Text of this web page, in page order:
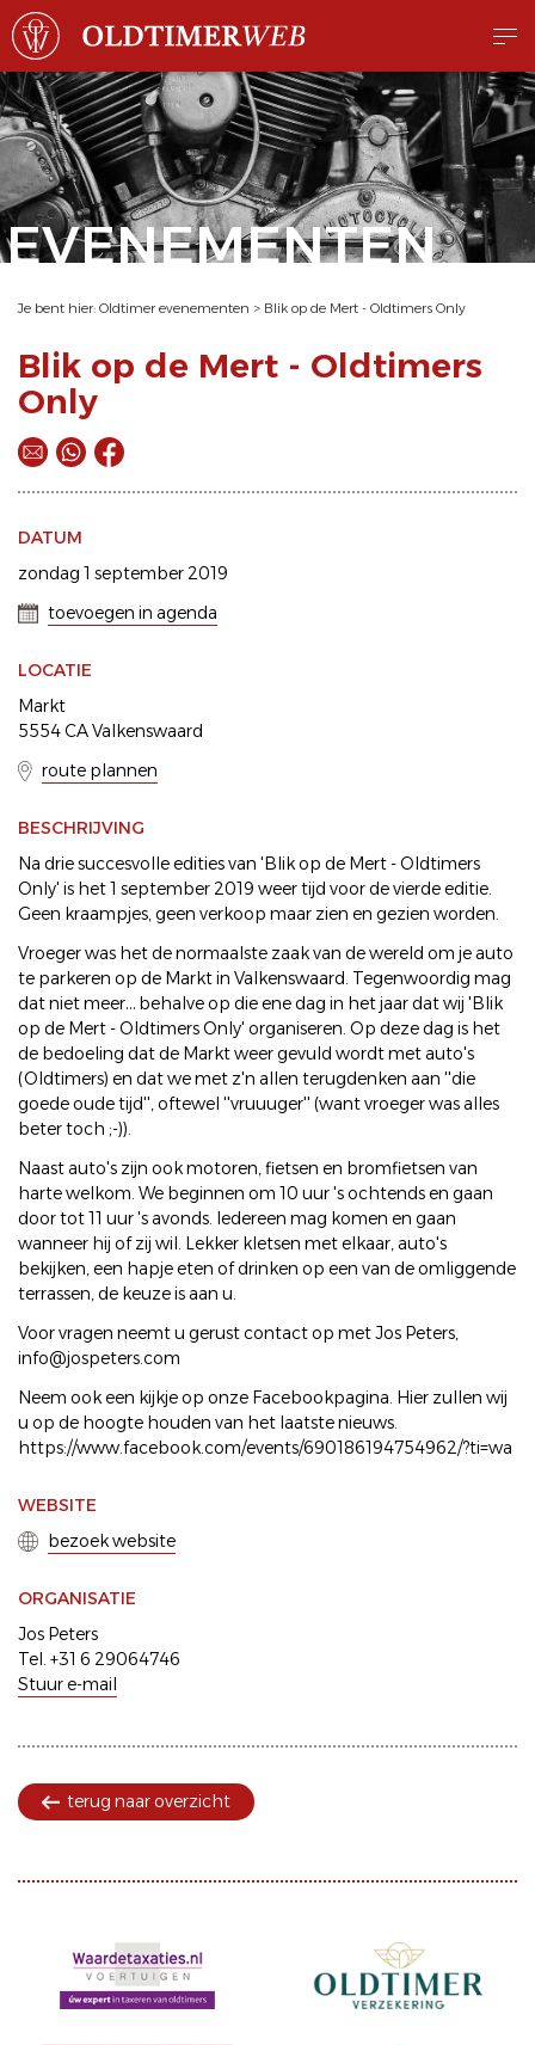
EVENEMENTEN
Je bent hier: Oldtimer evenementen > Blik op de Mert - Oldtimers Only
Blik op de Mert - Oldtimers
Only
DATUM
zondag 1 september 2019
toevoegen in agenda
LOCATIE
Markt
5554 CA Valkenswaard
route plannen
BESCHRIJVING
Na drie succesvolle edities van 'Blik op de Mert - Oldtimers
Only' is het 1 september 2019 weer tijd voor de vierde editie.
Geen kraampjes, geen verkoop maar zien en gezien worden.
Vroeger was het de normaalste zaak van de wereld om je auto
te parkeren op de Markt in Valkenswaard. Tegenwoordig mag
dat niet meer… behalve op die ene dag in het jaar dat wij 'Blik
op de Mert - Oldtimers Only' organiseren. Op deze dag is het
de bedoeling dat de Markt weer gevuld wordt met auto's
(Oldtimers) en dat we met z'n allen terugdenken aan ''die
goede oude tijd'', oftewel ''vruuuger'' (want vroeger was alles
beter toch ;-)).
Naast auto's zijn ook motoren, fietsen en bromfietsen van
harte welkom. We beginnen om 10 uur 's ochtends en gaan
door tot 11 uur 's avonds. Iedereen mag komen en gaan
wanneer hij of zij wil. Lekker kletsen met elkaar, auto's
bekijken, een hapje eten of drinken op een van de omliggende
terrassen, de keuze is aan u.
Voor vragen neemt u gerust contact op met Jos Peters,
info@jospeters.com
Neem ook een kijkje op onze Facebookpagina. Hier zullen wij
u op de hoogte houden van het laatste nieuws.
https://www.facebook.com/events/690186194754962/?ti=wa
WEBSITE
bezoek website
ORGANISATIE
Jos Peters
Tel. +31 6 29064746
Stuur e-mail
terug naar overzicht